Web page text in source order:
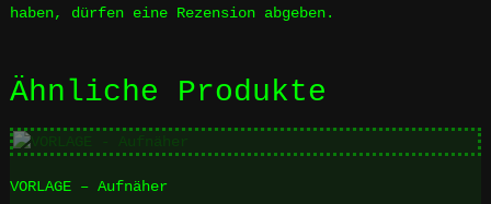
haben, dürfen eine Rezension abgeben.
Ähnliche Produkte
VORLAGE – Aufnäher